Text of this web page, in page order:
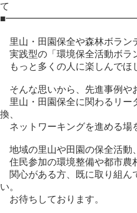
て
里山・田園保全や森林ボラン
実践型の「環境保全活動ボラ
もっと多くの人に楽しんでほ
そんな思いから、先進事例や
里山・田園保全に関わるリー
換、
ネットワーキングを進める場
地域の里山や田園の保全活動
住民参加の環境整備や都市農
関心がある方、既に取り組ん
い。
お待ちしております。